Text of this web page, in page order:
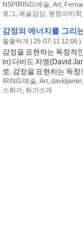
NSPIRING/예술 Art,
로그 예술감상, 팽창의미학,
감정의 에너지를 그리
쏠쏠하게 | 25-07-11 12:06 )
감정을 표현하는 독창적
in) 다비드 자맹(David
로, 감정을 표현하는 독
IRING/예술 Art, davidjamin,
스화가, 화가소개